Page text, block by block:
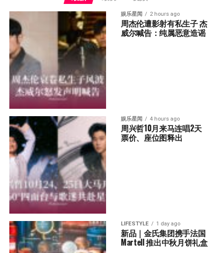
娱乐星闻 2 hours ago
周杰伦遭影射有私生子 杰
威尔喊告：纯属恶意造谣
娱乐星闻 4 hours ago
周兴哲10月来马连唱2天
票价、座位图释出
LIFESTYLE 1 day ago
新品｜金氏集团携手法国
Martell 推出中秋月饼礼盒